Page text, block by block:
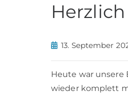
13. September
Heute war unsere
wieder komplett